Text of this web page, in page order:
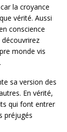
la croyance
vérité. Aussi
conscience
monde vis
sa version des
En vérité,
qui font entrer
préjugés